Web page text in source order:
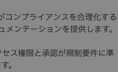
ンプライアンスを合理化する
ンテーションを提供します。
セス権限と承認が規制要件に準
。